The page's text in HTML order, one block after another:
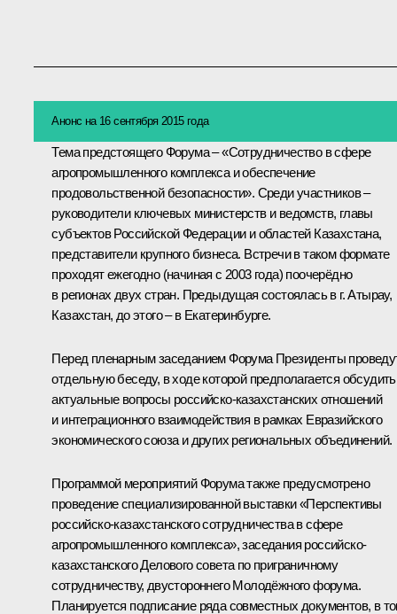
Анонс на 16 сентября 2015 года
Тема предстоящего Форума – «Сотрудничество в сфере
агропромышленного комплекса и обеспечение
продовольственной безопасности». Среди участников –
руководители ключевых министерств и ведомств, главы
субъектов Российской Федерации и областей Казахстана,
представители крупного бизнеса. Встречи в таком формате
проходят ежегодно (начиная с 2003 года) поочерёдно
в регионах двух стран. Предыдущая состояласьв г. Атырау,
Казахстан, до этого – в Екатеринбурге.
Перед пленарным заседанием Форума Президенты
отдельную беседу, в ходе которой предполагается обсудить
актуальные вопросы российско-казахстанских отношений
и интеграционного взаимодействия в рамках Евразийского
экономического союзаи других региональных объединений.
Программой мероприятий Форума также предусмотрено
проведение специализированной выставки «Перспективы
российско-казахстанского сотрудничества в сфере
агропромышленного комплекса», заседания российско-
казахстанского Делового совета по приграничному
сотрудничеству, двустороннего Молодёжного форума.
Планируется подписание ряда совместных документов, в